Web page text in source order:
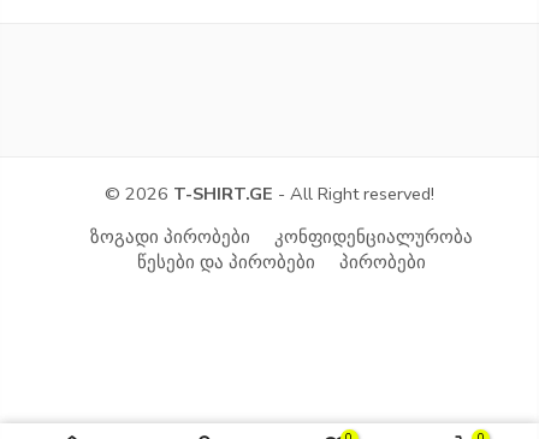
© 2026 T-SHIRT.GE - All Right reserved!
ზოგადი პირობები
კონფიდენციალურობა
წესები და პირობები
პირობები